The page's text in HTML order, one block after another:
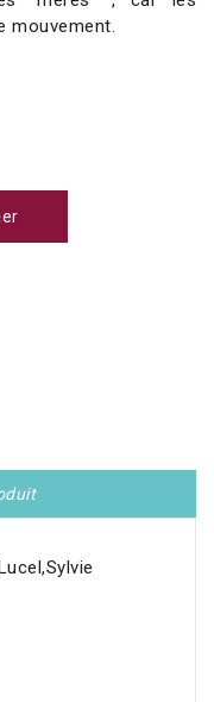
mouvement.